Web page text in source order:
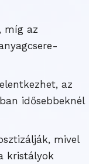
míg az
az
idősebbeknél
mivel
kristályok